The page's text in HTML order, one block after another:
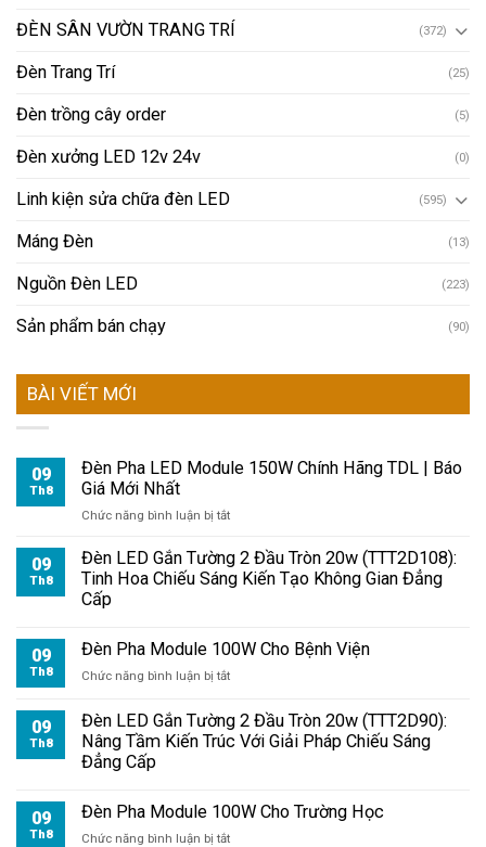
ĐÈN SÂN VƯỜN TRANG TRÍ (372)
Đèn Trang Trí (25)
Đèn trồng cây order (5)
Đèn xưởng LED 12v 24v (0)
Linh kiện sửa chữa đèn LED (595)
Máng Đèn (13)
Nguồn Đèn LED (223)
Sản phẩm bán chạy (90)
BÀI VIẾT MỚI
09
Th8
Đèn Pha LED Module 150W Chính Hãng TDL | Báo
Giá Mới Nhất
Chức năng bình luận bị tắtở
Pha
LED
Module
Hãng
TDL
Giá
Mới
09
Th8
Đèn LED Gắn Tường 2 Đầu Tròn 20w (TTT2D108):
Tinh Hoa Chiếu Sáng Kiến Tạo Không Gian Đẳng
Cấp
09
Th8
Đèn Pha Module 100W Cho Bệnh Viện
Chức năng bình luận bị tắtở
Pha
Module
100W
Viện
09
Th8
Đèn LED Gắn Tường 2 Đầu Tròn 20w (TTT2D90):
Nâng Tầm Kiến Trúc Với Giải Pháp Chiếu Sáng
Đẳng Cấp
09
Th8
Đèn Pha Module 100W Cho Trường Học
Chức năng bình luận bị tắtở